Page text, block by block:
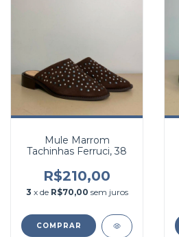
Mule Marrom
Tachinhas Ferruci, 38
R$210,00
3 x de R$70,00 sem juros
COMPRAR